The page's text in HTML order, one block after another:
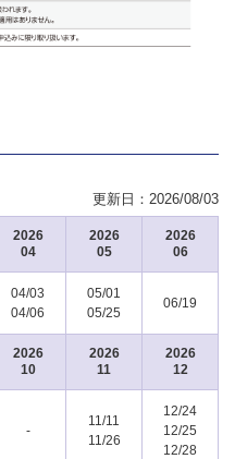
更新日： 2026/08/03
2026
04
2026
05
2026
06
04/03
04/06
05/01
05/25
06/19
2026
10
2026
11
2026
12
-
11/11
11/26
12/24
12/25
12/28